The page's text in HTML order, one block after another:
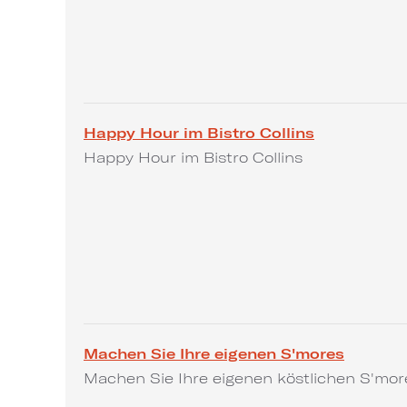
Happy Hour im Bistro Collins
Happy Hour im Bistro Collins
Machen Sie Ihre eigenen S'mores​​​​​​​
Machen Sie Ihre eigenen köstlichen